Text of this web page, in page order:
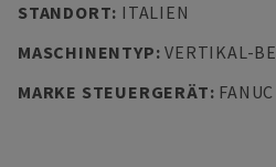
STANDORT: ITALIEN
MASCHINENTYP:VERTIKAL-
MARKE STEUERGERÄT: FANUC